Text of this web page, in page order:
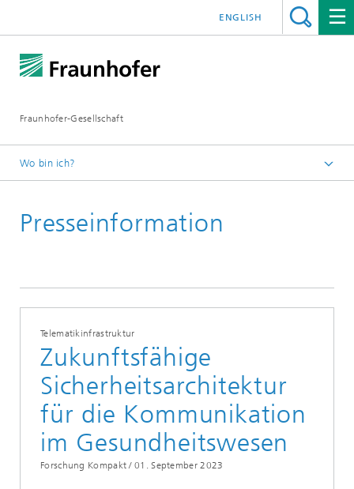
Fraunhofer-Gesellschaft
ENGLISH
Wo bin ich?
Presseinformationen
Presseinformation
Telematikinfrastruktur
Zukunftsfähige
Sicherheitsarchitektur
für die Kommunikation
im Gesundheitswesen
Forschung Kompakt / 01. September 2023